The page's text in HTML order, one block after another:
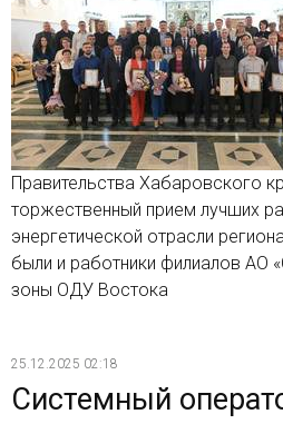
Правительства Хабаровского
торжественный прием лучших
энергетической отрасли
были и работники филиалов АО
зоны ОДУ Востока
25.12.2025 02:18
Системный